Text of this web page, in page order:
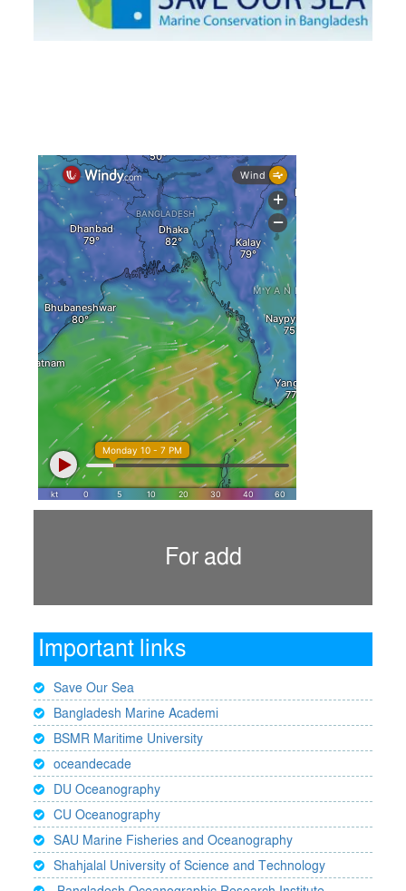
For add
Important links
Save Our Sea
Bangladesh Marine Academi
BSMR Maritime University
oceandecade
DU Oceanography
CU Oceanography
SAU Marine Fisheries and Oceanography
Shahjalal University of Science and Technology